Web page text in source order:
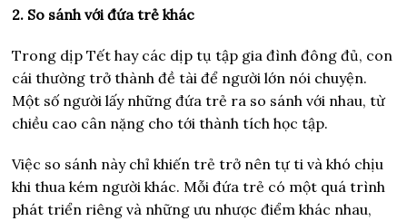
2. So sánh với đứa trẻ khác
Trong dịp Tết hay các dịp tụ tập gia đình đông đủ, con
cái thường trở thành đề tài để người lớn nói chuyện.
Một số người lấy những đứa trẻ ra so sánh với nhau, từ
chiều cao cân nặng cho tới thành tích học tập.
Việc so sánh này chỉ khiến trẻ trở nên tự ti và khó chịu
khi thua kém người khác. Mỗi đứa trẻ có một quá trình
phát triển riêng và những ưu nhược điểm khác nhau,